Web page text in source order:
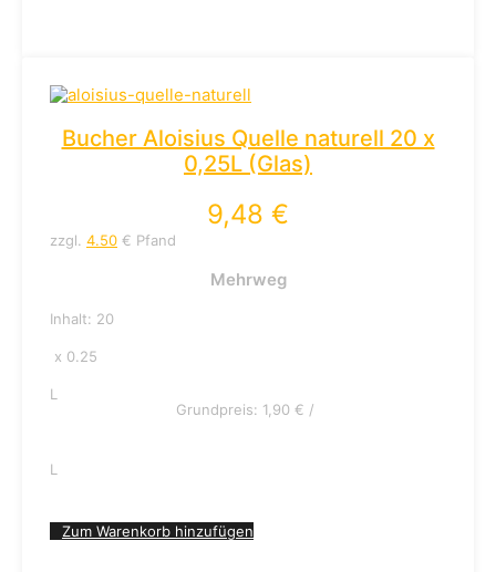
Bucher Aloisius Quelle naturell 20 x
0,25L (Glas)
9,48 €
zzgl. 4.50 € Pfand
Mehrweg
Inhalt: 20
x 0.25
L
Grundpreis: 1,90 € /
L
Zum Warenkorb hinzufügen